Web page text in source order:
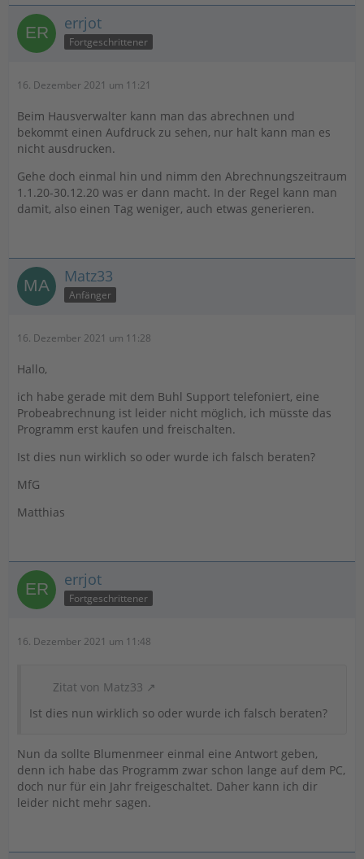
errjot
Fortgeschrittener
16. Dezember 2021 um 11:21
Beim Hausverwalter kann man das abrechnen und
bekommt einen Aufdruck zu sehen, nur halt kann man es
nicht ausdrucken.
Gehe doch einmal hin und nimm den Abrechnungszeitraum
1.1.20-30.12.20 was er dann macht. In der Regel kann man
damit, also einen Tag weniger, auch etwas generieren.
Matz33
Anfänger
16. Dezember 2021 um 11:28
Hallo,
ich habe gerade mit dem Buhl Support telefoniert, eine
Probeabrechnung ist leider nicht möglich, ich müsste das
Programm erst kaufen und freischalten.
Ist dies nun wirklich so oder wurde ich falsch beraten?
MfG
Matthias
errjot
Fortgeschrittener
16. Dezember 2021 um 11:48
Zitat von Matz33
Ist dies nun wirklich so oder wurde ich falsch beraten?
Nun da sollte Blumenmeer einmal eine Antwort geben,
denn ich habe das Programm zwar schon lange auf dem PC,
doch nur für ein Jahr freigeschaltet. Daher kann ich dir
leider nicht mehr sagen.